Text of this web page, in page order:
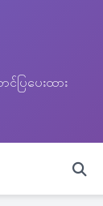
ပြပေးထား